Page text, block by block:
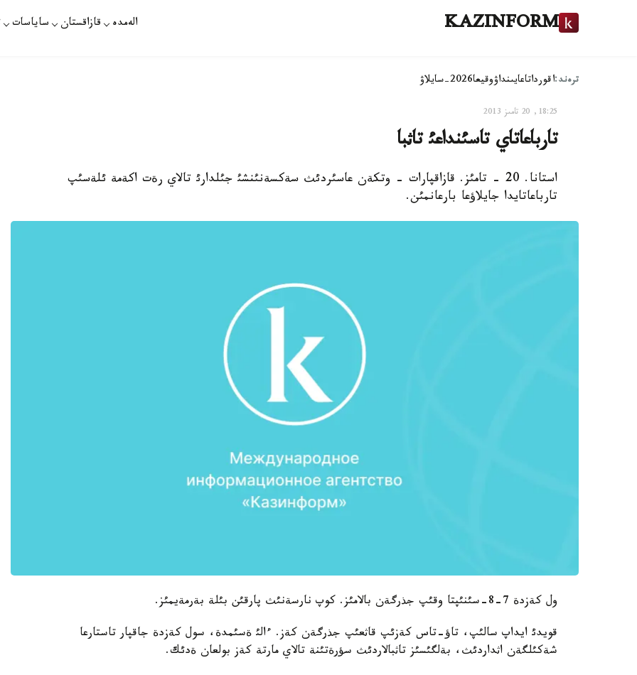
KAZINFORM الەمدە قازاقستان ساياسات
ترەند:اقورداتاعايىنداۋوقيعا2026-سايلاۋ
18:25, 20 تامىز 2013
تارباعاتاي تاسئنداعئ تاثبا
استانا. 20 - تامئز. قازاقپارات - وتكةن عاسئردئث سةكسةنئنشئ جئلدارئ تالاي رةت اكةمة ئلةسئپ
تارباعاتايدا جايلاؤعا بارعانمئن.
ول كةزدة 7-8-سئنئپتا وقئپ جذرگةن بالامئز. كوپ نارسةنئث پارقئن بئلة بةرمةيمئز.
قويدئ ايداپ سالئپ، تاؤ-تاس كةزئپ قاثعئپ جذرگةن كةز. ءالئ ةسئمدة، سول كةزدة جاقپار تاستارعا
شةكئلگةن اثداردئث، بةلگئسئز تاثبالاردئث سؤرةتئنة تالاي مارتة كةز بولعان ةدئك.